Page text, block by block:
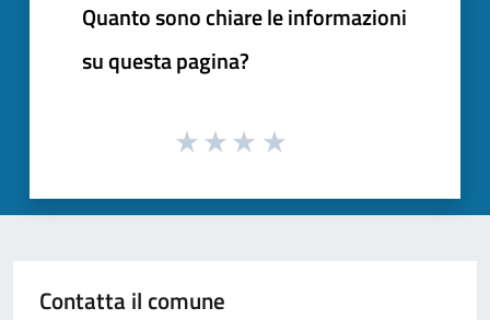
Quanto sono chiare le informazioni
su questa pagina?
Contatta il comune